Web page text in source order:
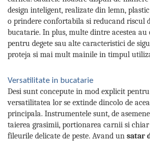
design inteligent, realizate din lemn,
o prindere confortabila si reducand riscul
bucatarie. In plus, multe dintre acestea au
pentru degete sau alte caracteristici de
proteja si mai mult mainile in timpul
Versatilitate in bucatarie
Desi sunt concepute in mod explicit
versatilitatea lor se extinde dincolo de
principala. Instrumentele sunt, de
taierea grasimii, portionarea carnii si
fileurile delicate de peste. Avand un satar